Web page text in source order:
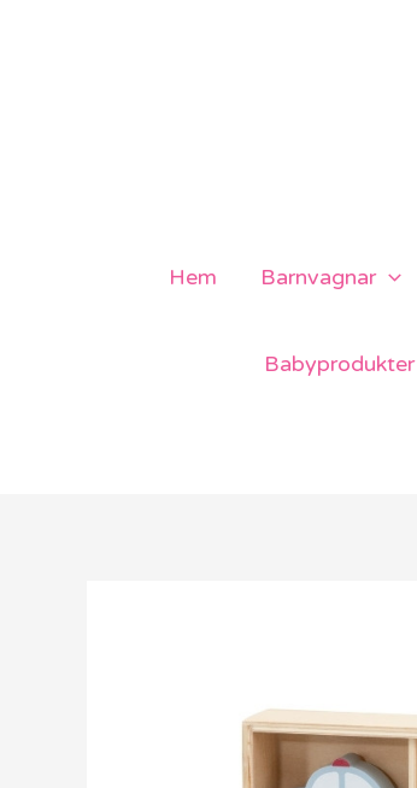
Hem Barnvagnar
Babyprodukter